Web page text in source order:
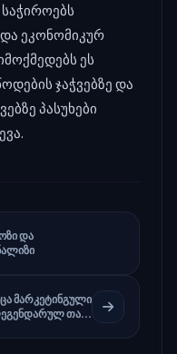
ეკონომიკურ
ეს
ჯაჭვებზე და
პასუხები
და
მარკეტინგული
თა...